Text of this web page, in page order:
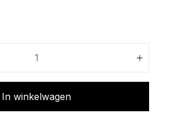
In winkelwagen